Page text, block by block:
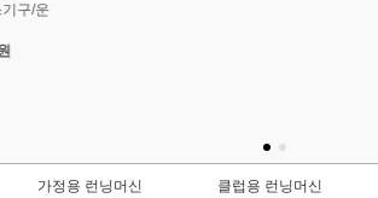
가정용 런닝머신 클럽용 런닝머신